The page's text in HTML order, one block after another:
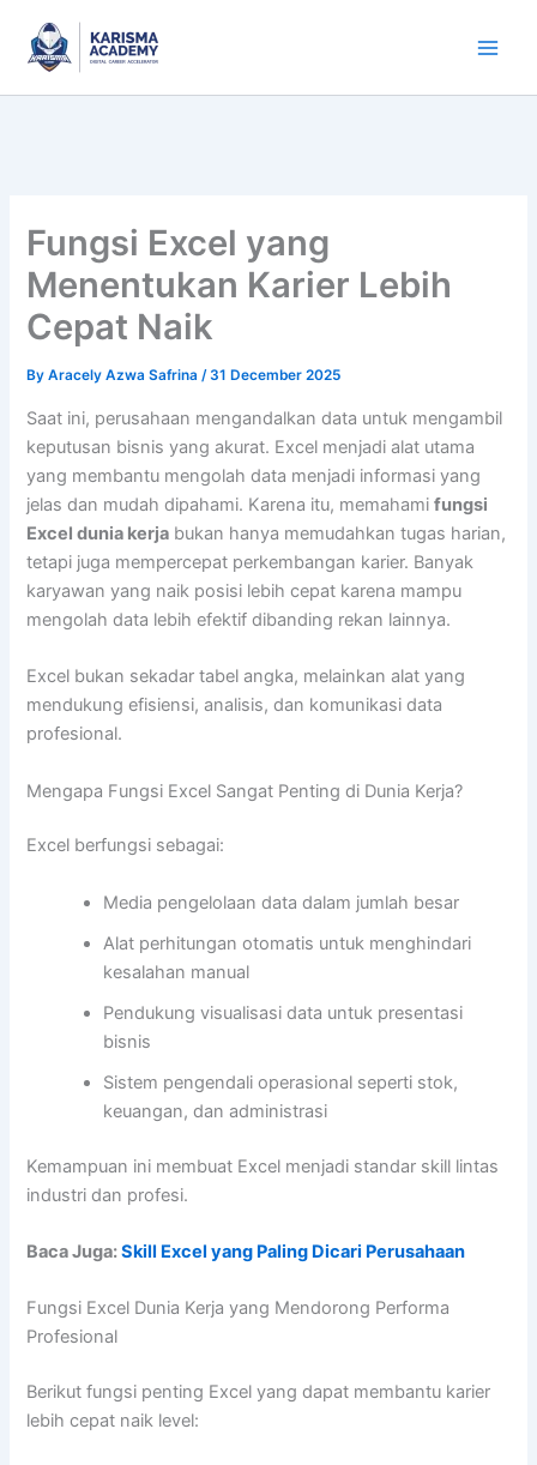
content
Fungsi Excel yang
Menentukan Karier Lebih
Cepat Naik
ByAracely Azwa Safrina/31 December 2025
Saat ini, perusahaan mengandalkan data untuk mengambil
keputusan bisnis yang akurat. Excel menjadi alat utama
yang membantu mengolah data menjadi informasi yang
jelas dan mudah dipahami. Karena itu, memahamifungsi
Excel dunia kerja bukan hanya memudahkan tugas harian,
tetapi juga mempercepat perkembangan karier. Banyak
karyawan yang naik posisi lebih cepat karena mampu
mengolah data lebih efektif dibanding rekan lainnya.
Excel bukan sekadar tabel angka, melainkan alat yang
mendukung efisiensi, analisis, dan komunikasi data
profesional.
Mengapa Fungsi Excel Sangat Penting di Dunia Kerja?
Excel berfungsi sebagai:
Media pengelolaan data dalam jumlah besar
Alat perhitungan otomatis untuk menghindari
kesalahan manual
Pendukung visualisasi data untuk presentasi
bisnis
Sistem pengendali operasional seperti stok,
keuangan, dan administrasi
Kemampuan ini membuat Excel menjadi standar skill lintas
industri dan profesi.
Baca Juga:Skill Excel yang Paling Dicari Perusahaan
Fungsi Excel Dunia Kerja yang Mendorong Performa
Profesional
Berikut fungsi penting Excel yang dapat membantu karier
lebih cepat naik level: